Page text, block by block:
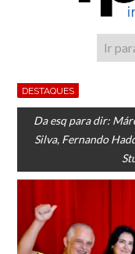
DESTAQUES
Da esq para dir:
Silva, Fernando